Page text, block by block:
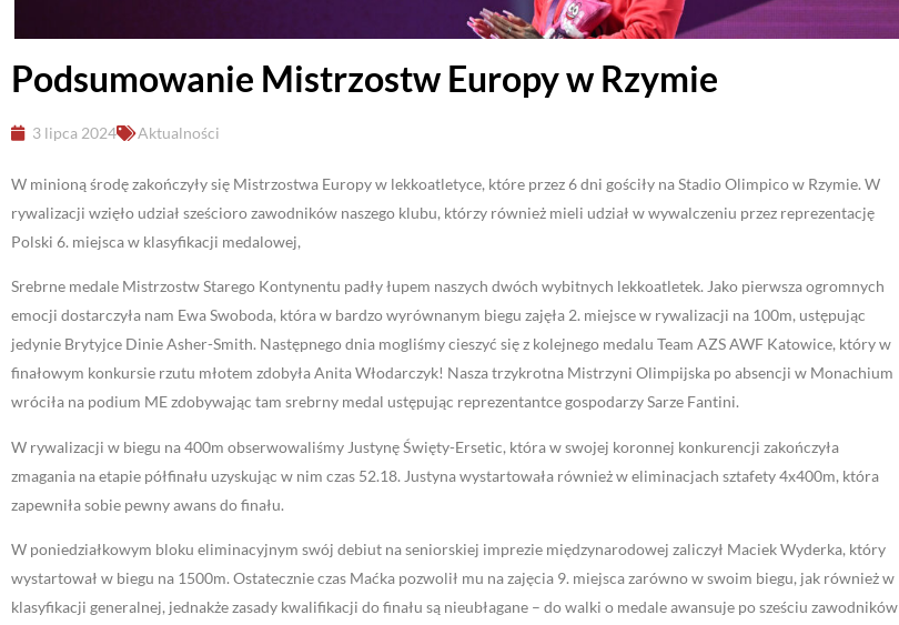
Podsumowanie Mistrzostw Europy w Rzymie
3 lipca 2024 Aktualności
W minioną środę zakończyły się Mistrzostwa Europy w lekkoatletyce, które przez 6 dni gościły na Stadio Olimpico w Rzymie. W
rywalizacji wzięło udział sześcioro zawodników naszego klubu, którzy również mieli udział w wywalczeniu przez reprezentację
Polski 6. miejsca w klasyfikacji medalowej,
Srebrne medale Mistrzostw Starego Kontynentu padły łupem naszych dwóch wybitnych lekkoatletek. Jako pierwsza ogromnych
emocji dostarczyła nam Ewa Swoboda, która w bardzo wyrównanym biegu zajęła 2. miejsce w rywalizacji na 100m, ustępując
jedynie Brytyjce Dinie Asher-Smith. Następnego dnia mogliśmy cieszyć się z kolejnego medalu Team AZS AWF Katowice, który w
finałowym konkursie rzutu młotem zdobyła Anita Włodarczyk! Nasza trzykrotna Mistrzyni Olimpijska po absencji w Monachium
wróciła na podium ME zdobywając tam srebrny medal ustępując reprezentantce gospodarzy Sarze Fantini.
W rywalizacji w biegu na 400m obserwowaliśmy Justynę Święty-Ersetic, która w swojej koronnej konkurencji zakończyła
zmagania na etapie półfinału uzyskując w nim czas 52.18. Justyna wystartowała również w eliminacjach sztafety 4x400m, która
zapewniła sobie pewny awans do finału.
W poniedziałkowym bloku eliminacyjnym swój debiut na seniorskiej imprezie międzynarodowej zaliczył Maciek Wyderka, który
wystartował w biegu na 1500m. Ostatecznie czas Maćka pozwolił mu na zajęcia 9. miejsca zarówno w swoim biegu, jak również w
klasyfikacji generalnej, jednakże zasady kwalifikacji do finału są nieubłagane – do walki o medale awansuje po sześciu zawodników